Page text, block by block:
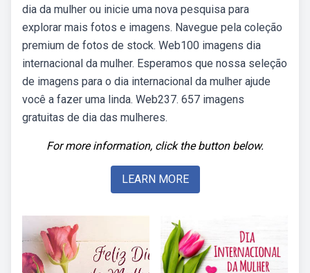
dia da mulher ou inicie uma nova pesquisa para
explorar mais fotos e imagens. Navegue pela coleção
premium de fotos de stock. Web100 imagens dia
internacional da mulher. Esperamos que nossa seleção
de imagens para o dia internacional da mulher ajude
você a fazer uma linda. Web237. 657 imagens
gratuitas de dia das mulheres.
For more information, click the button below.
LEARN MORE